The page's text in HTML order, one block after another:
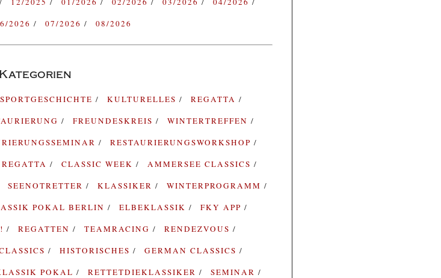
2026 07/2026 08/2026
Kategorien
KULTURELLES
REGATTA
FREUNDESKREIS
WINTERTREFFEN
RESTAURIERUNGSWORKSHOP
REGATTA CLASSIC WEEK
AMMERSEE CLASSICS
SEENOTRETTER KLASSIKER
WINTERPROGRAMM
POKAL BERLIN ELBEKLASSIK
FKY APP
REGATTEN TEAMRACING
RENDEZVOUS
HISTORISCHES
GERMAN CLASSICS
POKAL RETTETDIEKLASSIKER
SEMINAR